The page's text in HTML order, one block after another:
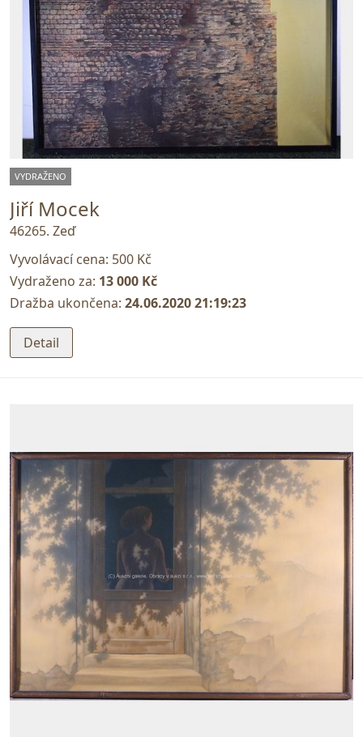
VYDRAŽENO
Jiří Mocek
46265. Zeď
Vyvolávací cena: 500 Kč
Vydraženo za: 13 000 Kč
Dražba ukončena: 24.06.2020 21:19:23
Detail